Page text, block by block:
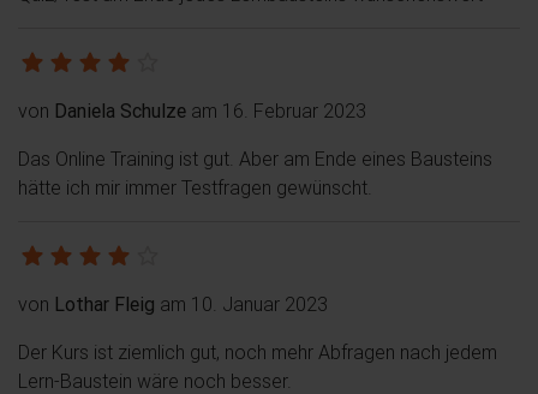
von Daniela Schulze am 16. Februar 2023
Das Online Training ist gut. Aber am Ende eines Bausteins
hätte ich mir immer Testfragen gewünscht.
von Lothar Fleig am 10. Januar 2023
Der Kurs ist ziemlich gut, noch mehr Abfragen nach jedem
Lern-Baustein wäre noch besser.